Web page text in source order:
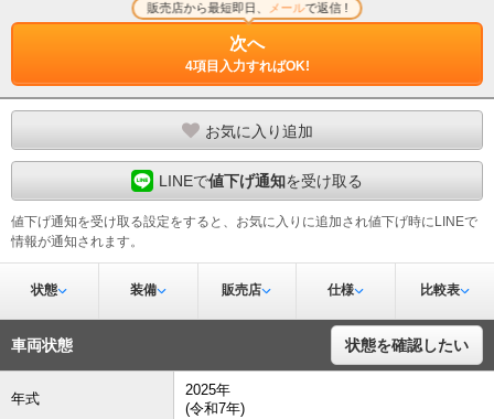
次へ
4項目入力すればOK!
販売店から最短即日、 メール で返信 !
お気に入り追加
LINEで値下げ通知を受け取る
値下げ通知を受け取る設定をすると、お気に入りに追加され値下げ時にLINEで
情報が通知されます。
状態 装備 販売店 仕様 比較表
車両状態 状態を確認したい
年式
2025年
(令和7年)